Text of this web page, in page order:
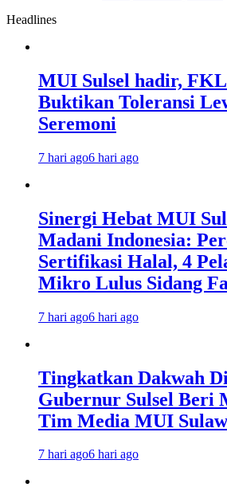
Headlines
MUI Sulsel hadir,
Buktikan Toleransi
Seremoni
7 hari ago6 hari ago
Sinergi Hebat MUI
Madani Indonesia:
Sertifikasi Halal, 4
Mikro Lulus Sidang
7 hari ago6 hari ago
Tingkatkan Dakwah
Gubernur Sulsel Beri
Tim Media MUI
7 hari ago6 hari ago